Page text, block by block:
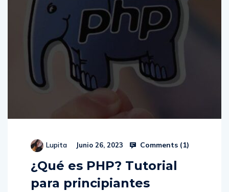
Lupita Junio 26, 2023 Comments (1)
¿Qué es PHP? Tutorial
para principiantes